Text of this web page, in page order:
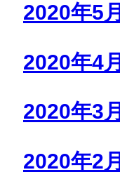
2020年5月
2020年4月
2020年3月
2020年2月